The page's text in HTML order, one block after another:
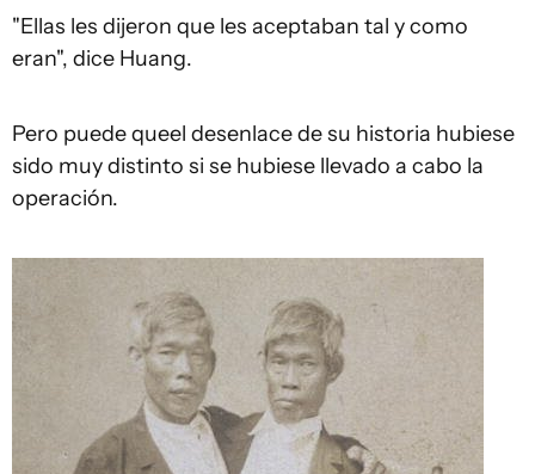
"Ellas les dijeron que les aceptaban tal y como
eran", dice Huang.
Pero puede queel desenlace de su historia hubiese
sido muy distinto si se hubiese llevado a cabo la
operación.